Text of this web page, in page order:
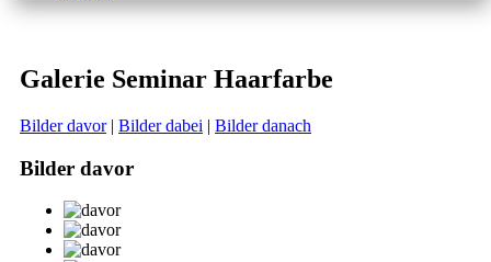
Galerie Seminar Haarfarbe
Bilder davor| Bilder dabei | Bilder danach
Bilder davor